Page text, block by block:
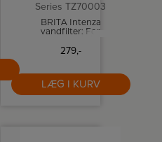
Series TZ70003
BRITA Intenza
vandfilter: For
kaffen og længere
279,-
LÆG I KURV